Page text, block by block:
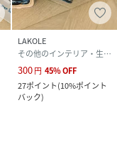
LAKOLE
その他のインテリア・生活雑貨
300円 45%OFF
27ポイント(10%ポイント
バック)